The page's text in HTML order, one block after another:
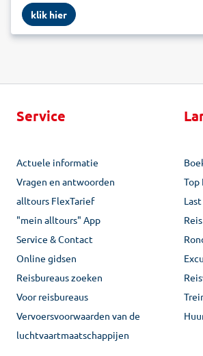
klik hier
Service
Actuele informatie
Vragen en antwoorden
alltours FlexTarief
"mein alltours" App
Service & Contact
Online gidsen
Reisbureaus zoeken
Voor reisbureaus
Vervoersvoorwaarden van de
luchtvaartmaatschappijen
Top